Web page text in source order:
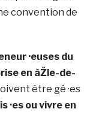
convention de
·euses du
en àŽle-de-
être gé ·es
·es ou vivre en